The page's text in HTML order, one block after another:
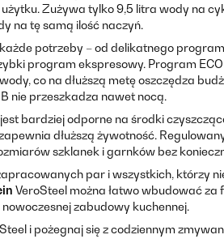
Zużywa tylko 9,5 litra wody na
na tę samą ilość naczyń.
potrzeby – od delikatnego
program ekspresowy. Program ECO
co na dłuższą metę oszczędza
nie przeszkadza nawet nocą.
bardziej odporne na środki
dłuższą żywotność.
szklanek i garnków bez
par i wszystkich, którzy
VeroSteel można łatwo wbudować za
zabudowy kuchennej.
i pożegnaj się z codziennym